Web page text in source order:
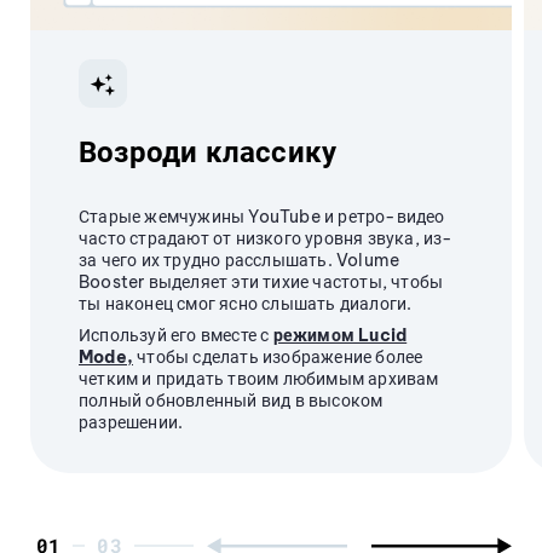
Возроди классику
Старые жемчужины YouTube и ретро-видео
часто страдают от низкого уровня звука, из-
за чего их трудно расслышать. Volume
Booster выделяет эти тихие частоты, чтобы
ты наконец смог ясно слышать диалоги.
Используй его вместе с режимом Lucid
Mode, чтобы сделать изображение более
четким и придать твоим любимым архивам
полный обновленный вид в высоком
разрешении.
01